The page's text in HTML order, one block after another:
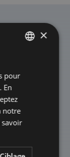
produits
FRENCH
×
pour
En
notre
savoir